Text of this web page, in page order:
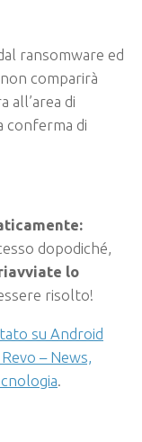
ransomware ed
comparirà
all’area di
conferma di
dopodiché,
lo
risolto!
su Android
– News,
.